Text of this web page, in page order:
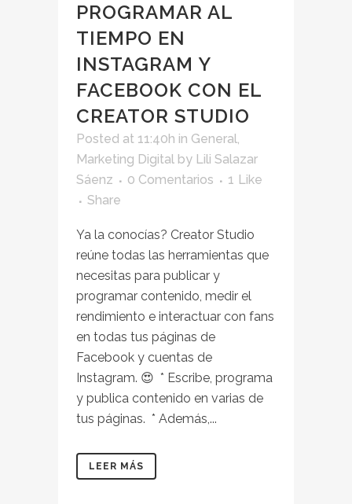
PROGRAMAR AL
TIEMPO EN
INSTAGRAM Y
FACEBOOK CON EL
CREATOR STUDIO
Posted at 11:40h in General,
Marketing Digital by Lili Salazar
Sáenz
0 Comentarios 1 Like
Share
Ya la conocías? Creator Studio
reúne todas las herramientas que
necesitas para publicar y
programar contenido, medir el
rendimiento e interactuar con fans
en todas tus páginas de
Facebook y cuentas de
Instagram. 😍⁣⁣⁣⁣⁣⁣ ⁣⁣⁣⁣⁣⁣ * Escribe, programa
y publica contenido en varias de
tus páginas. ⁣⁣⁣⁣⁣⁣ * Además,...
LEER MÁS